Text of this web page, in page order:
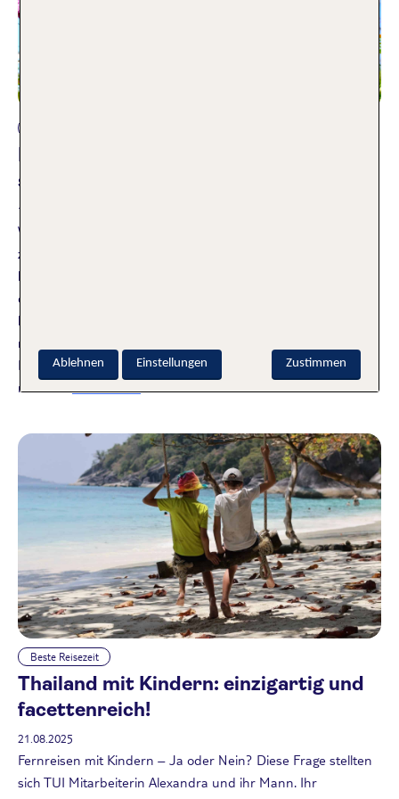
Bucket List Frühling: Die zehn
schönsten Ideen
14.11.2025
Wenn Schneeglöckchen den Krokussen weichen, die Vögel
zwitschern und die ersten Sonnenstrahlen frech im Gesicht
kitzeln, weißt du: Der Frühling ist da! Endlich Schluss mit
dicken Winterjacken, die Tage werden wieder leichter und es
liegt eine prickelnde Magie in der Luft. Ich finde, genau der
richtige Zeitpunkt, um neue Dinge auszuprobieren, frische
Energie zu tanken und den Alltag ein bisschen bunter zu
machen.
Beste Reisezeit
Thailand mit Kindern: einzigartig und
facettenreich!
21.08.2025
Fernreisen mit Kindern – Ja oder Nein? Diese Frage stellten
sich TUI Mitarbeiterin Alexandra und ihr Mann. Ihr
Zustimmen
Ablehnen Einstellungen